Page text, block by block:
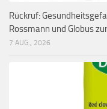
Rückruf:
Rossmann und Globus
7 AUG., 2026